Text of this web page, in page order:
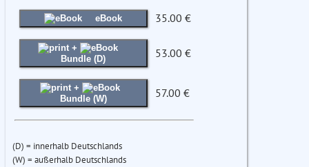
eBook 35.00 €
+
Bundle (D)
53.00 €
+
Bundle (W)
57.00 €
(D) = innerhalb Deutschlands
(W) = außerhalb Deutschlands